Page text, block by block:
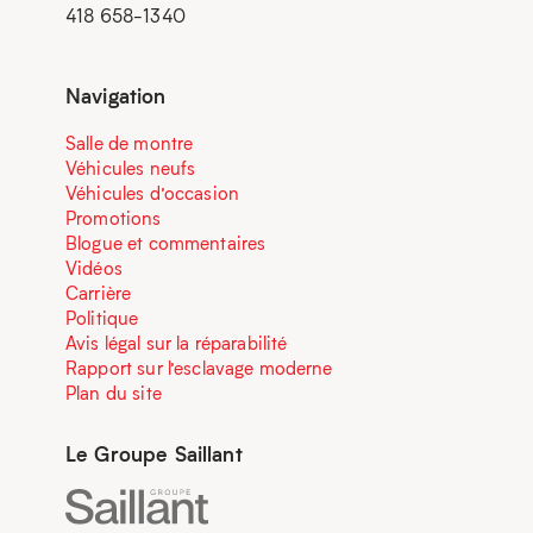
418 658-1340
Navigation
Salle de montre
Véhicules neufs
Véhicules d’occasion
Promotions
Blogue et commentaires
Vidéos
Carrière
Politique
Avis légal sur la réparabilité
Rapport sur l’esclavage moderne
Plan du site
Le Groupe Saillant